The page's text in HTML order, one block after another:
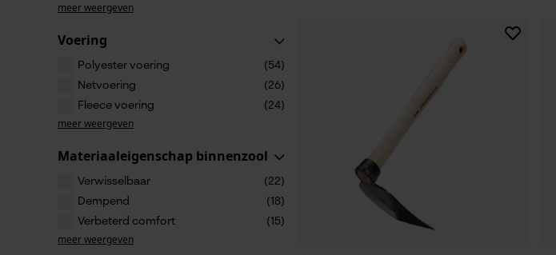
meer weergeven
Voering
Polyester voering
(54)
Netvoering
(26)
Fleece voering
(24)
meer weergeven
Materiaaleigenschap binnenzool
Verwisselbaar
(22)
Dempend
(18)
Verbeterd comfort
(15)
meer weergeven